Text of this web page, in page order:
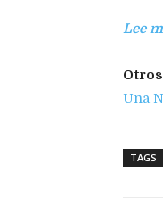
Lee
Una
TAGS